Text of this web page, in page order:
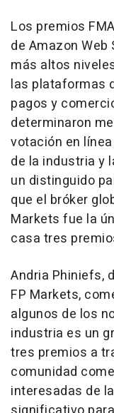
Los premios
de Amazon Web
más altos
las plataformas
pagos y
determinaron
votación en
de la industria y
un distinguido
que el bróker
Markets fue la
casa tres
Andria Phiniefs,
FP Markets,
algunos de los
industria es un
tres premios a
comunidad
interesadas de